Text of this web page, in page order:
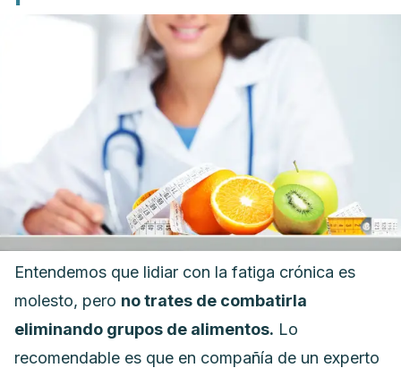
Entendemos que lidiar con la fatiga crónica es
molesto, pero no trates de combatirla
eliminando grupos de alimentos. Lo
recomendable es que en compañía de un experto